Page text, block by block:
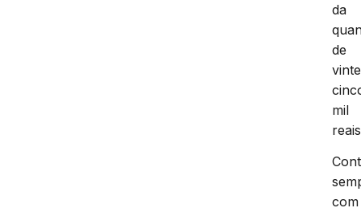
da
de
vinte
mil
com